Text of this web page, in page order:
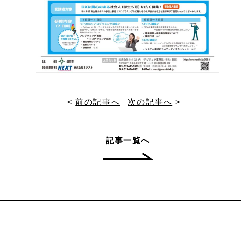
<前の記事へ 次の記事へ >
記事一覧へ